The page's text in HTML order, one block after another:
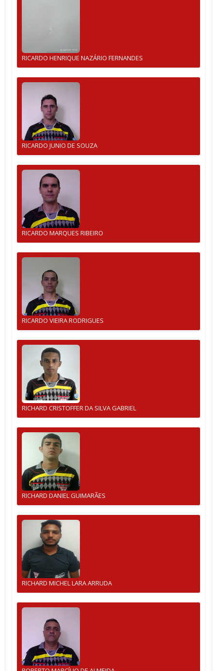
RICARDO HENRIQUE NAZÁRIO FERNANDES
RICARDO JUNIO DE SOUZA
RICARDO MARQUES RIBEIRO
RICARDO VIEIRA RODRIGUES
RICHARD CRISTOFFER DA SILVA GABRIEL
RICHARD DANIEL GUIMARÃES
RICHARD MICHEL LARA ARRUDA